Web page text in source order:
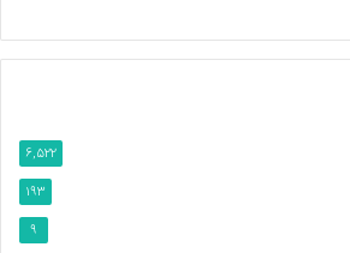
6,522
193
9